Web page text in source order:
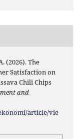
(2026). The
Satisfaction on
Chili Chips
and
article/vie